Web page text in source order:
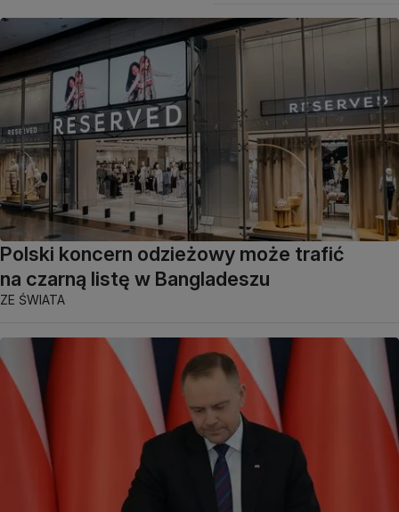
Polski koncern odzieżowy może trafić
na czarną listę w Bangladeszu
ZE ŚWIATA